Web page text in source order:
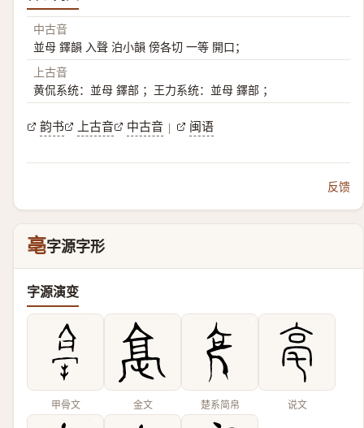
中古音
並母 鐸韻 入聲 泊小韻 傍各切 一等 開口；
上古音
黄侃系统：並母 鐸部 ；王力系统：並母 鐸部 ；
韵书 上古音 中古音 | 闽语
反馈
亳字源字形
字源演变
甲骨文 金文 楚系简帛 说文